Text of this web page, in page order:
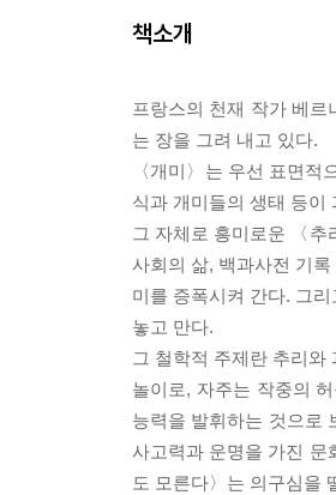
책소개
프랑스의 천재 작가 베
는 장을 그려 내고 있다.
〈개미〉는 우선 표면
식과 개미들의 생태 등이
그 자체로 흥미로운 〈
사회의 삶, 백과사전 기
미를 증폭시켜 간다. 그
놓고 만다.
그 철학적 주제란 추리
놀이로, 자주는 작중의
능력을 발휘하는 것으로
사고력과 운명을 가진 문
도 모른다〉는 의구심을